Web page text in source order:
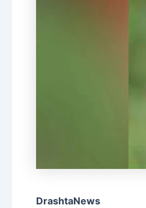
DrashtaNews